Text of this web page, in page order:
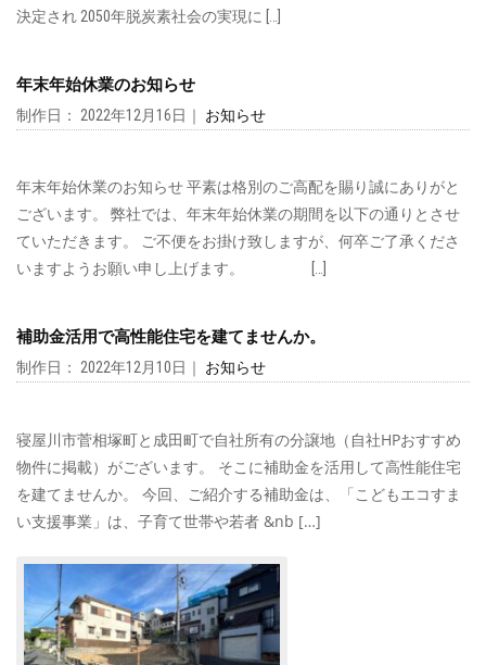
決定され 2050年脱炭素社会の実現に […]
年末年始休業のお知らせ
制作日： 2022年12月16日｜ お知らせ
年末年始休業のお知らせ 平素は格別のご高配を賜り誠にありがと
ございます。 弊社では、年末年始休業の期間を以下の通りとさせ
ていただきます。 ご不便をお掛け致しますが、何卒ご了承くださ
いますようお願い申し上げます。 […]
補助金活用で高性能住宅を建てませんか。
制作日： 2022年12月10日｜ お知らせ
寝屋川市菅相塚町と成田町で自社所有の分譲地（自社HPおすすめ
物件に掲載）がございます。 そこに補助金を活用して高性能住宅
を建てませんか。 今回、ご紹介する補助金は、「こどもエコすま
い支援事業」は、子育て世帯や若者 &nb […]